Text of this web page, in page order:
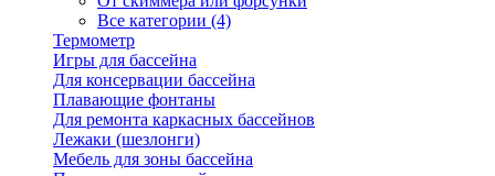
Все категории (4)
Термометр
Игры для бассейна
Для консервации бассейна
Плавающие фонтаны
Для ремонта каркасных бассейнов
Лежаки (шезлонги)
Мебель для зоны бассейна